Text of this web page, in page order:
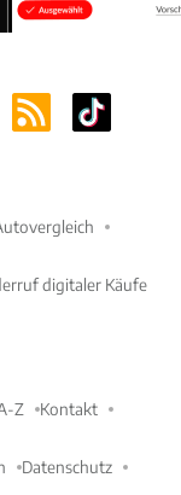
digitaler Käufe
Z Kontakt
Datenschutz